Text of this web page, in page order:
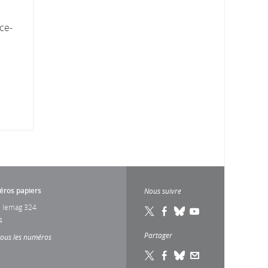
papiers
lemag 324
les numéros
Nous suivre
Partager